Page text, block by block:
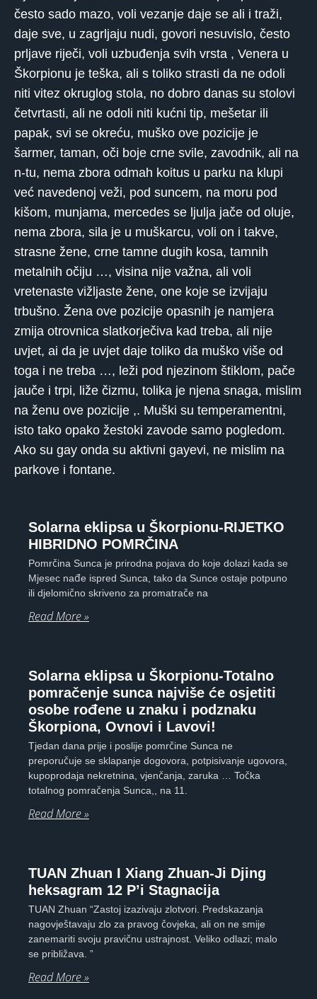
često sado mazo, voli vezanje daje se ali i traži,
daje sve, u zagrljaju nudi, govori nesuvislo, često
prljave riječi, voli uzbuđenja svih vrsta , Venera u
Škorpionu je teška, ali s toliko strasti da ne odoli
niti vitez okruglog stola, no dobro danas su stolovi
četvrtasti, ali ne odoli niti kućni tip, mešetar ili
papak, svi se okreću, muško ove pozicije je
šarmer, taman, oči boje crne svile, zavodnik, ali na
n-tu, nema zbora odmah koitus u parku na klupi
već navedenoj veži, pod suncem, na moru pod
kišom, munjama, mercedes se ljulja jače od oluje,
nema zbora, sila je u muškarcu, voli on i takve,
strasne žene, crne tamne dugih kosa, tamnih
metalnih očiju …, visina nije važna, ali voli
vretenaste vižljaste žene, one koje se izvijaju
trbušno. Žena ove pozicije opasnih je namjera
zmija otrovnica slatkorječiva kad treba, ali nije
uvjet, ai da je uvjet daje toliko da muško više od
toga i ne treba …, leži pod njezinom štiklom, pače
jauče i trpi, liže čizmu, tolika je njena snaga, mislim
na ženu ove pozicije ,. Muški su temperamentni,
isto tako opako žestoki zavode samo pogledom.
Ako su gay onda su aktivni gayevi, ne mislim na
parkove i fontane.
Solarna eklipsa u Škorpionu-RIJETKO
HIBRIDNO POMRČINA
Pomrčina Sunca je prirodna pojava do koje dolazi kada se
Mjesec nađe ispred Sunca, tako da Sunce ostaje potpuno
ili djelomično skriveno za promatrače na
Read More »
Solarna eklipsa u Škorpionu-Totalno
pomračenje sunca najviše će osjetiti
osobe rođene u znaku i podznaku
Škorpiona, Ovnovi i Lavovi!
Tjedan dana prije i poslije pomrčine Sunca ne
preporučuje se sklapanje dogovora, potpisivanje ugovora,
kupoprodaja nekretnina, vjenčanja, zaruka … Točka
totalnog pomračenja Sunca,, na 11.
Read More »
TUAN Zhuan I Xiang Zhuan-Ji Djing
heksagram 12 P’i Stagnacija
TUAN Zhuan “Zastoj izazivaju zlotvori. Predskazanja
nagovještavaju zlo za pravog čovjeka, ali on ne smije
zanemariti svoju pravičnu ustrajnost. Veliko odlazi; malo
se približava. ”
Read More »